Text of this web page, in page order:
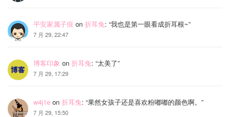
平安家属子痕 on 折耳兔: “我也是第一眼看成折耳根~”
7 月 29, 22:47
博客印象 on 折耳兔: “太美了”
7 月 29, 17:29
w4j1e on 折耳兔: “果然女孩子还是喜欢粉嘟嘟的颜色啊。 ”
7 月 29, 15:50